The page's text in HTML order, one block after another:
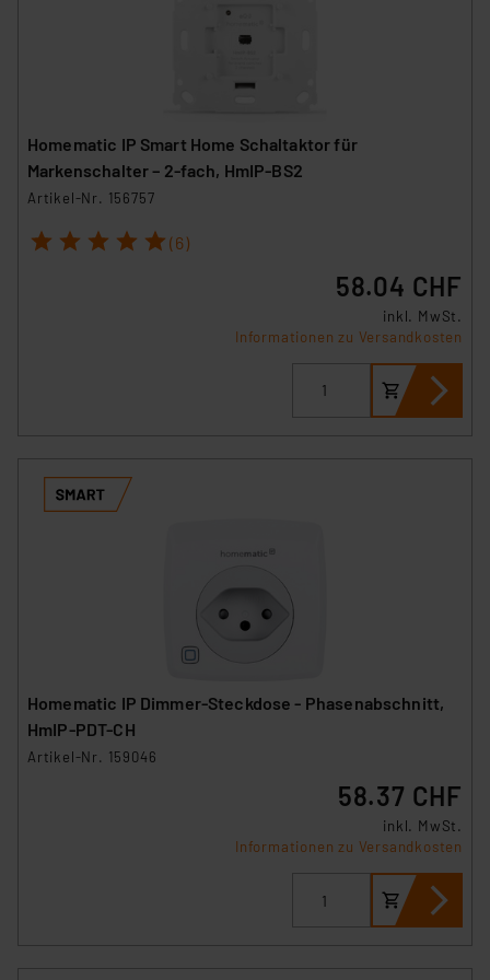
gespeichert werden und dieses Banner erneut
die Verarbeitung Ihrer Daten in den USA gemäß Art. 49
und zu der jeweiligen Datenübermittlung erhalten Sie in
der Datenschutzerklärung. Für die USA besteht kein
Angemessenheitsbeschluss der EU. Dies bedeutet,
Datenschutz nach EU-Standards eingestuft wird. So
Überwachungsprogrammen verarbeiten, ohne dass
hiergegen Klagemöglichkeiten für Europäer bestehen.
sich auf die Standarddatenschutzklauseln der
Beurteilung der mit der Datenübermittlung,
insbesondere der Art der übermittelten Daten,
verbundenen Risiken.“
Impressum|Datenschutzerklärung
Homematic IP Smart Home Schaltaktor für
Markenschalter – 2-fach, HmIP-BS2
Artikel-Nr. 156757
1 2 3 4 5 (6)
58.04 CHF
inkl. MwSt.
Informationen zu Versandkosten
Homematic IP Dimmer-Steckdose - Phasenabschnitt,
HmIP-PDT-CH
Artikel-Nr. 159046
58.37 CHF
inkl. MwSt.
Informationen zu Versandkosten